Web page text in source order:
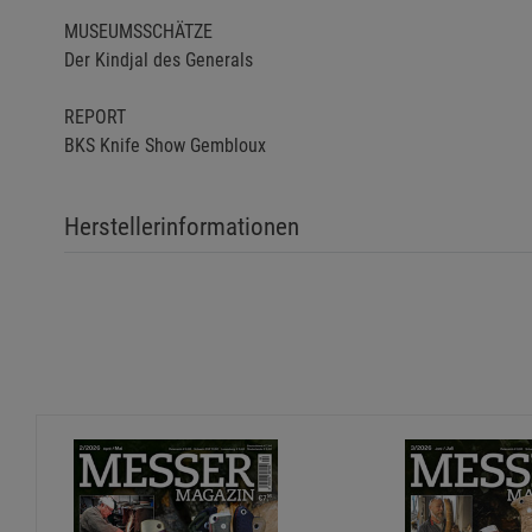
MUSEUMSSCHÄTZE
Der Kindjal des Generals
REPORT
BKS Knife Show Gembloux
Herstellerinformationen